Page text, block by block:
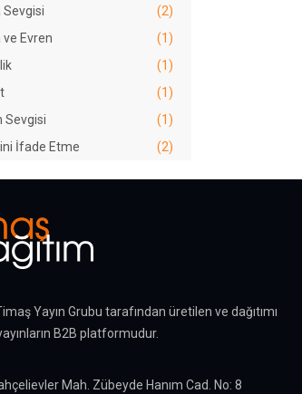
Sevgisi
(2)
ve Evren
(1)
(1)
(1)
Sevgisi
(1)
İfade Etme
(2)
Sevgisi
(1)
Yayın Grubu tarafından üretilen ve dağıtımı
B2B platformudur.
Mah. Zübeyde Hanım Cad. No: 8